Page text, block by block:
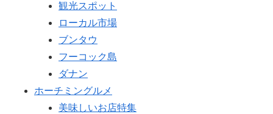
観光スポット
ローカル市場
ブンタウ
フーコック島
ダナン
ホーチミングルメ
美味しいお店特集